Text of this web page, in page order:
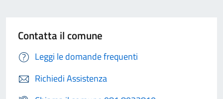
Contatta il comune
Leggi le domande frequenti
Richiedi Assistenza